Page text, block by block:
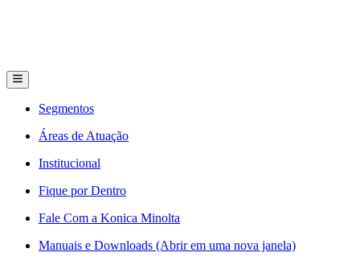
Segmentos
Áreas de Atuação
Institucional
Fique por Dentro
Fale Com a Konica Minolta
Manuais e Downloads (Abrir em uma nova janela)